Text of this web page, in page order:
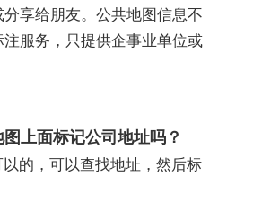
享给朋友。公共地图信息不
服务，只提供企事业单位或
上面标记公司地址吗？
的，可以查找地址，然后标